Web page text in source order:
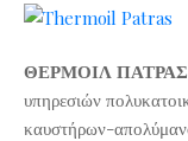
ΘΕΡΜΟΙΛ
υπηρεσιών
καυστήρων-